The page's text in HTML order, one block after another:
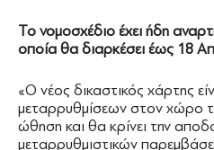
Το νομοσχέδιο έχει ήδη
οποία θα διαρκέσει έως 18
«Ο νέος δικαστικός χάρτης
μεταρρυθμίσεων στον χώρο
ώθηση και θα κρίνει την
μεταρρυθμιστικών